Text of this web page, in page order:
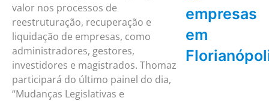
empresas
em
valor nos processos de
reestruturação, recuperação e
liquidação de empresas, como
administradores, gestores,
investidores e magistrados. Thomaz
participará do último painel do dia,
“Mudanças Legislativas e